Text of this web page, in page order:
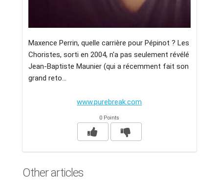
Maxence Perrin, quelle carrière pour Pépinot ? Les
Choristes, sorti en 2004, n'a pas seulement révélé
Jean-Baptiste Maunier (qui a récemment fait son
grand reto...
www.purebreak.com
0 Points
Other articles